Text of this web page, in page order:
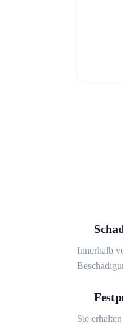
Innerhalb
Sie